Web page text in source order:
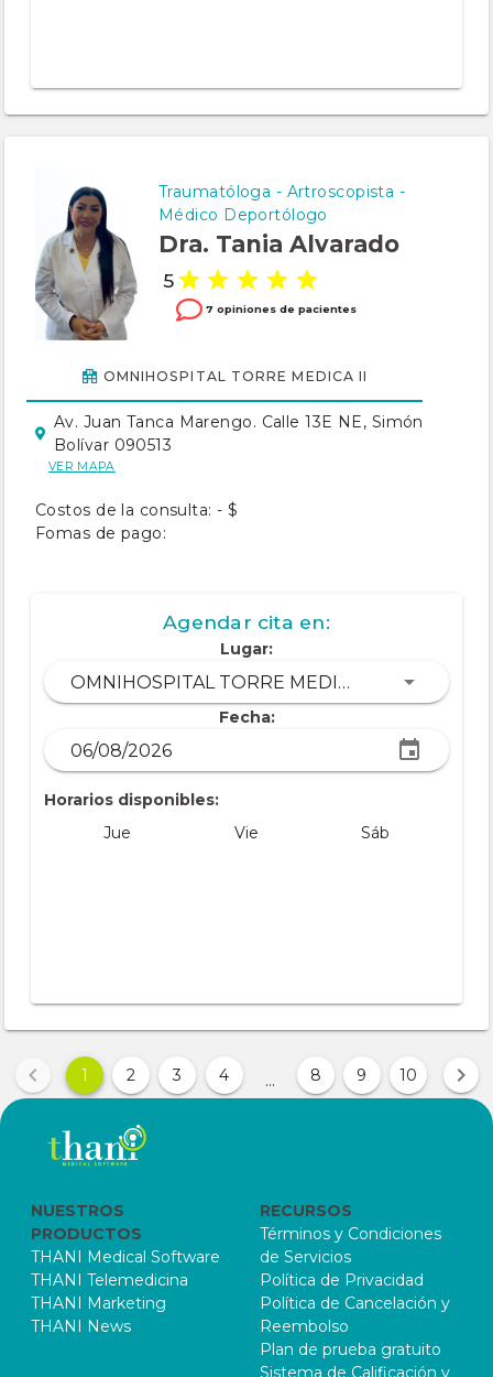
Traumatóloga - Artroscopista -
Médico Deportólogo
Dra. Tania Alvarado
5
7 opiniones de pacientes
OMNIHOSPITAL TORRE MEDICA II
Av. Juan Tanca Marengo. Calle 13E NE, Simón
Bolívar 090513
VER MAPA
Costos de la consulta: - $
Fomas de pago:
Agendar cita en:
Lugar:
OMNIHOSPITAL TORRE MEDICA II
Fecha:
Horarios disponibles:
Jue
Vie Sáb
1 2 3 4 ... 8 9 10
NUESTROS
PRODUCTOS
THANI Medical Software
THANI Telemedicina
THANI Marketing
THANI News
RECURSOS
Términos y Condiciones
de Servicios
Política de Privacidad
Política de Cancelación y
Reembolso
Plan de prueba gratuito
Sistema de Calificación y